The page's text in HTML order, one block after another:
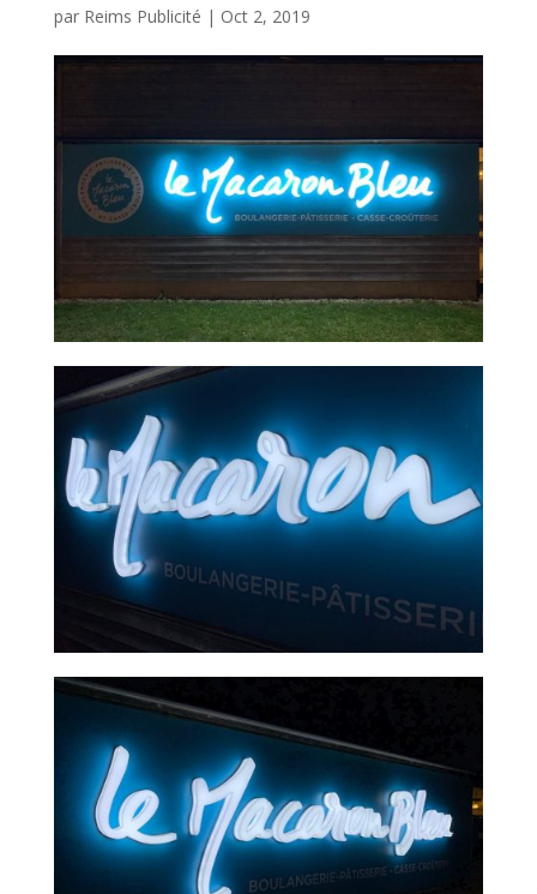
par Reims Publicité | Oct 2, 2019